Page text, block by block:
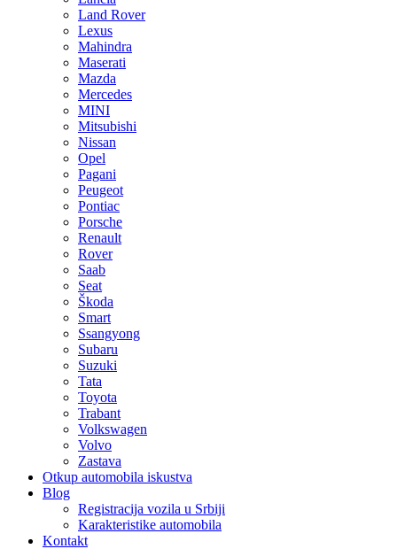
Land Rover
Lexus
Mahindra
Maserati
Mazda
Mercedes
MINI
Mitsubishi
Nissan
Opel
Pagani
Peugeot
Pontiac
Porsche
Renault
Rover
Saab
Seat
Škoda
Smart
Ssangyong
Subaru
Suzuki
Tata
Toyota
Trabant
Volkswagen
Volvo
Zastava
Otkup automobila iskustva
Blog
Registracija vozila u Srbiji
Karakteristike automobila
Kontakt